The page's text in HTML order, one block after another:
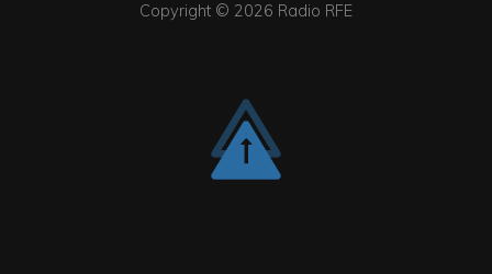
Copyright © 2026 Radio RFE